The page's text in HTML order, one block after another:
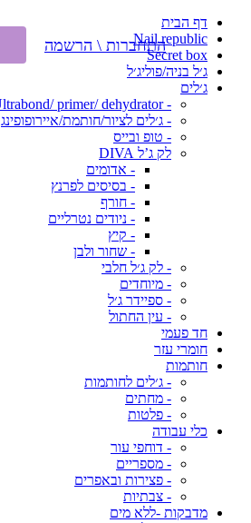
דף הבית
Nail republic
Secret box
ג׳ל בניה/פוליג׳ל
ג׳לים
- Ultrabond/ primer/ dehydrator
- ג׳לים לציור/חותמת/איירופופינג
- טופ ובייס
לק ג’ל DIVA
- אדומים
- בסיסים לפרנץ
- חורף
- ניודים נטרליים
- קיץ
- שחור ולבן
- לק ג׳ל חלבי
- מיוחדים
- ספיידר ג׳ל
- עין החתול
חד פעמי
חומרי עזר
חותמות
- ג׳לים לחותמות
- מחתים
- פלטות
כלי עבודה
- דוחפי עור
- מספריים
- פצירות ובאפרים
- צבתיות
מדבקות -ללא מים
התחברות \ הרשמה